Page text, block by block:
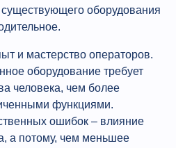
оборудования
и мастерство операторов.
оборудование требует
человека, чем более
функциями.
ошибок – влияние
а потому, чем меньшее